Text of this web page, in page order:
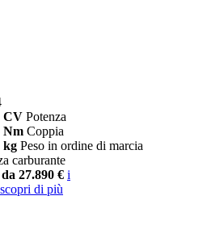
CV Potenza
Nm Coppia
kg Peso in ordine di marcia
carburante
27.890 € i
scopri di più